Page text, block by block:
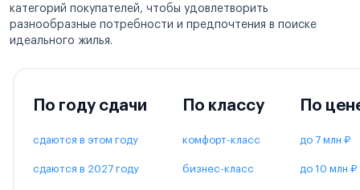
категорий покупателей, чтобы удовлетворить
разнообразные потребности и предпочтения в поиске
идеального жилья.
По году сдачи
сдаются в этом году
сдаются в 2027 году
По классу
комфорт-класс
бизнес-класс
По
до 7 млн ₽
до 10 млн ₽